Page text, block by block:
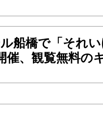
船橋で「それ
催、観覧無料の